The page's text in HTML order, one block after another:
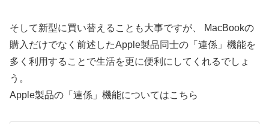
そして新型に買い替えることも大事ですが、 MacBookの
購入だけでなく前述したApple製品同士の「連係」機能を
多く利用することで生活を更に便利にしてくれるでしょ
う。
Apple製品の「連係」機能についてはこちら